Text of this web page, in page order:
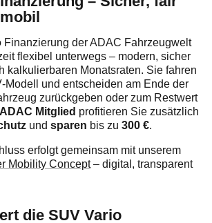
Finanzierung der ADAC Fahrzeugwelt
flexibel unterwegs – modern, sicher
kalkulierbaren Monatsraten. Sie fahren
und entscheiden am Ende der
zurückgeben oder zum Restwert
ADAC Mitglied profitieren Sie zusätzlich
und sparen bis zu 300 €.
erfolgt gemeinsam mit unserem
Mobility Concept– digital, transparent
die SUV Vario